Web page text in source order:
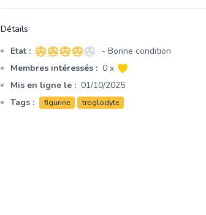
Détails
Etat : 4 sur 5 étoiles
- Bonne condition
Membres intéressés : 0 x
Mis en ligne le : 01/10/2025
Tags :
figurine troglodyte